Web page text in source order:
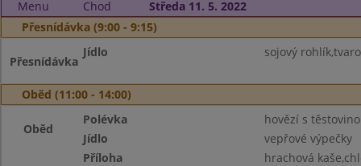
Menu Chod
Středa 11. 5. 2022
Přesnídávka (9:00 - 9:15)
Přesnídávka
Jídlo sojový
Oběd (11:00 - 14:00)
Oběd
Polévka
hovězí s
Jídlo
vepřové výpečky
Příloha
hrachová